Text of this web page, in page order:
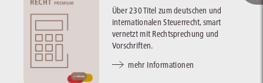
Über 230 Titel zum deutschen und
internationalen Steuerrecht, smart
vernetzt mit Rechtsprechung und
Vorschriften.
mehr Informationen